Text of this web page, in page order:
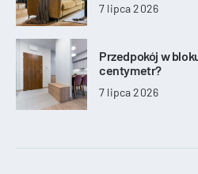
7 lipca 2026
Przedpokój w
centymetr?
7 lipca 2026